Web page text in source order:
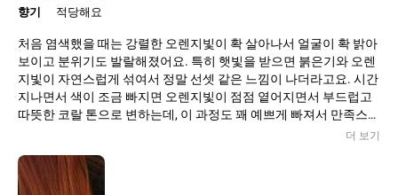
향기
적당해요
처음 염색했을 때는 강렬한 오렌지빛이 확 살아나서 얼굴이 확 밝아
보이고 분위기도 발랄해졌어요. 특히 햇빛을 받으면 붉은기와 오렌
지빛이 자연스럽게 섞여서 정말 선셋 같은 느낌이 나더라고요. 시간
지나면서 색이 조금 빠지면 오렌지빛이 점점 옅어지면서 부드럽고
따뜻한 코랄 톤으로 변하는데, 이 과정도 꽤 예쁘게 빠져서 만족스러
염색약 특유의 자극적인 냄새도 덜하고, 거품 타입이라 바르기 편리
해서 혼자 셀프로 하기도 수월했어요. 모발 손상도 심하지 않고 오
더 보기